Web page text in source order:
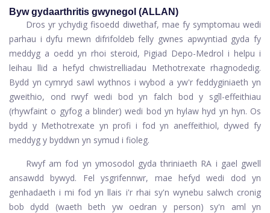
Byw gydaarthritis gwynegol (ALLAN)
Dros yr ychydig fisoedd diwethaf, mae fy symptomau wedi
parhau i dyfu mewn difrifoldeb felly gwnes apwyntiad gyda fy
meddyg a oedd yn rhoi steroid, Pigiad Depo-Medrol i helpu i
leihau llid a hefyd chwistrelliadau Methotrexate rhagnodedig.
Bydd yn cymryd sawl wythnos i wybod a yw'r feddyginiaeth yn
gweithio, ond rwyf wedi bod yn falch bod y sgîl-effeithiau
(rhywfaint o gyfog a blinder) wedi bod yn hylaw hyd yn hyn. Os
bydd y Methotrexate yn profi i fod yn aneffeithiol, dywed fy
meddyg y byddwn yn symud i fioleg.
Rwyf am fod yn ymosodol gyda thriniaeth RA i gael gwell
ansawdd bywyd. Fel ysgrifennwr, mae hefyd wedi dod yn
genhadaeth i mi fod yn llais i'r rhai sy'n wynebu salwch cronig
bob dydd (waeth beth yw oedran y person) sy'n aml yn